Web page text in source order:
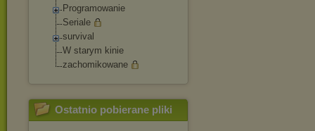
Programowanie
Seriale
survival
W starym kinie
zachomikowane
Ostatnio pobierane pliki